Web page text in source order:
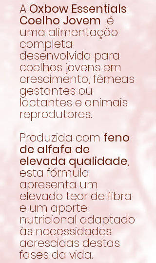
A Oxbow Essentials
Coelho Jovem é
uma alimentação
completa
desenvolvida para
coelhos jovens em
crescimento, fêmeas
gestantes ou
lactantes e animais
reprodutores.
Produzida com feno
de alfafa de
elevada qualidade,
esta fórmula
apresenta um
elevado teor de fibra
e um aporte
nutricional adaptado
às necessidades
acrescidas destas
fases da vida.